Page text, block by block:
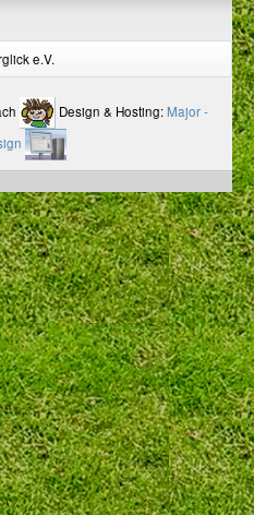
e.V.
Design & Hosting: Major -